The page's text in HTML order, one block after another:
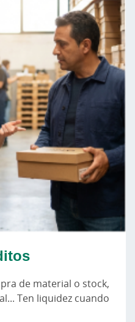
de material o stock,
Ten liquidez cuando